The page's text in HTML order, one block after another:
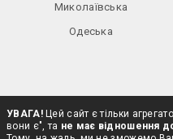
Миколаївська
Одеська
УВАГА!Цей сайт є тільки
вони є", та не має відношення